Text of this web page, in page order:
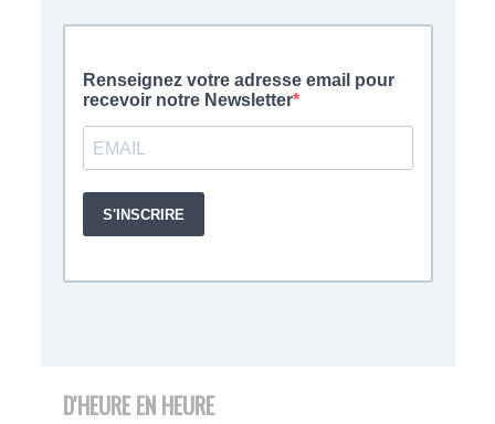
D'HEURE EN HEURE